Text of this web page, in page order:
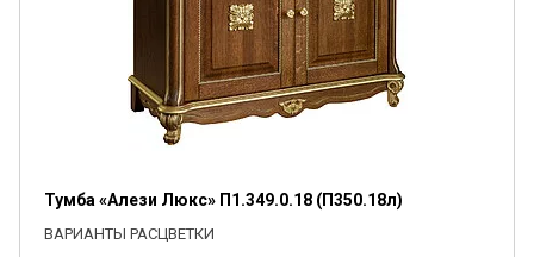
Тумба «Алези Люкс» П1.349.0.18 (П350.18л)
ВАРИАНТЫ РАСЦВЕТКИ